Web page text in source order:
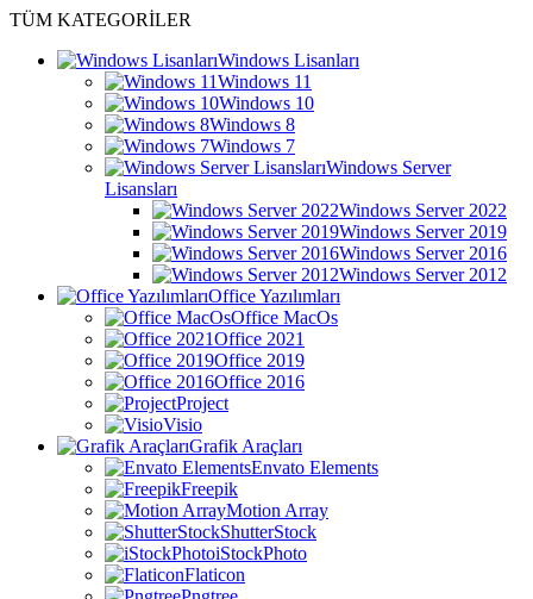
TÜM KATEGORİLER
Windows Lisanları
Windows 11
Windows 10
Windows 8
Windows 7
Windows Server
Lisansları
Windows Server 2022
Windows Server 2019
Windows Server 2016
Windows Server 2012
Office Yazılımları
Office MacOs
Office 2021
Office 2019
Office 2016
Project
Visio
Grafik Araçları
Envato Elements
Freepik
Motion Array
ShutterStock
iStockPhoto
Flaticon